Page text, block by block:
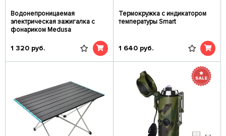
Водонепроницаемая
электрическая зажигалка с
фонариком Medusa
1 320 руб.
Термокружка с индикатором
температуры Smart
1 640 руб.